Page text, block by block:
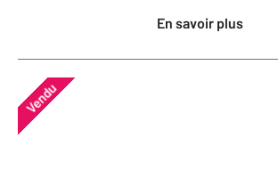
En savoir plus
Vendu